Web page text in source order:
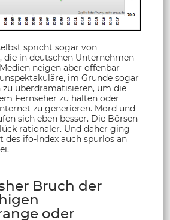
spricht sogar von
die in deutschen Unternehmen
neigen aber offenbar
im Grunde sogar
zu überdramatisieren, um die
Fernseher zu halten oder
zu generieren. Mord und
sich eben besser. Die Börsen
rationaler. Und daher ging
des ifo-Index auch spurlos an
Bruch der
oder